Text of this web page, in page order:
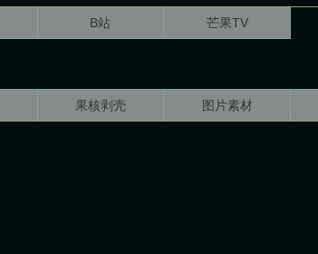
B站 芒果TV
果核剥壳 图片素材